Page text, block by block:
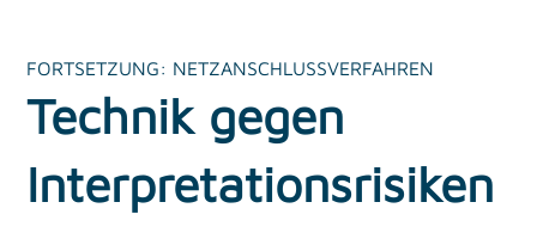
FORTSETZUNG: NETZANSCHLUSSVERFAHREN
Technik gegen
Interpretationsrisiken